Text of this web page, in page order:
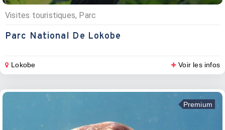
Visites touristiques, Parc
Parc National De Lokobe
Lokobe Voir les infos
Premium